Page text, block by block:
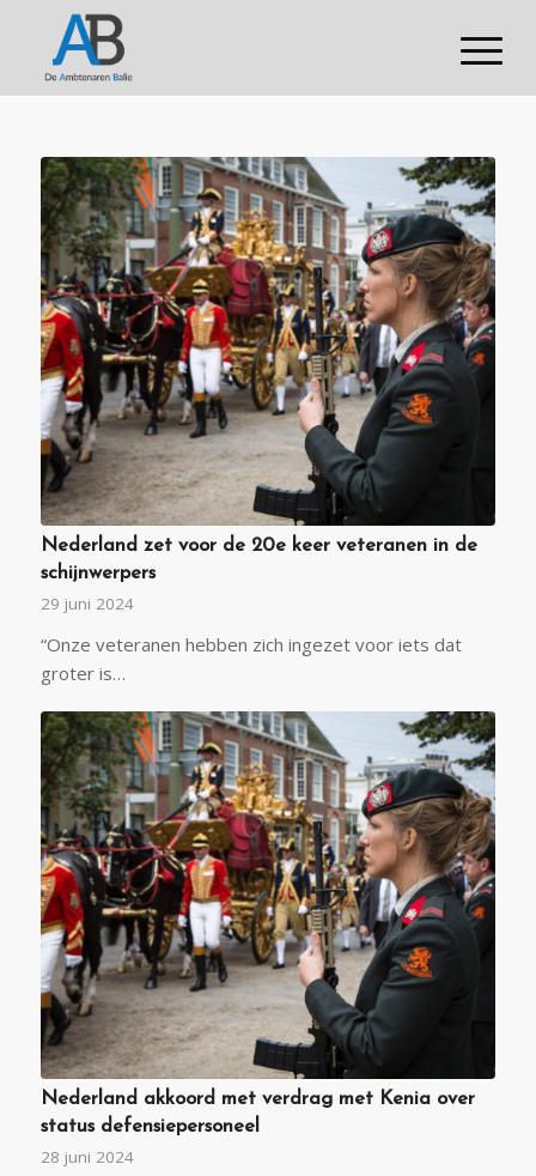
Nederland zet voor de 20e keer veteranen in de
schijnwerpers
29 juni 2024
“Onze veteranen hebben zich ingezet voor iets dat
groter is…
Nederland akkoord met verdrag met Kenia over
status defensiepersoneel
28 juni 2024